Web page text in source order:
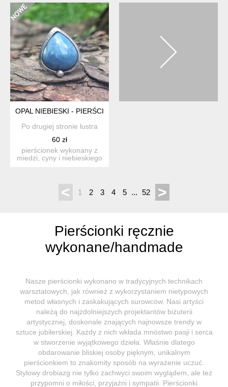
OPAL NIEBIESKI - PIERŚCIONEK REGULOWANY
Po drugiej stronie lustra
60 zł
pierścionek wykonany z
miedzi, cyny i niebieskiego
< 1 2 3 4 5 ... 52 >
Pierścionki ręcznie
wykonane/handmade
Nasze pierścionki wykonano w tradycyjnych technikach
warsztatowych, jak również z wykorzystaniem nietypowych
metod własnych i zaskakujących surowców. Nasi artyści
należą do najzdolniejszych projektantów biżuterii
artystycznej, doskonale znających najnowsze trendy w
sztuce jubilerskiej. Każdy z nich wkłada mnóstwo pasji i serca
w stworzenie wyjątkowego dzieła. Właśnie dlatego
obdarowanie bliskiej osoby pięknym, unikalnym
pierścionkiem to znakomity sposób na wyrażenie uczuć.
Stylowy drobiazg nie tylko zachwyci swoim wyglądem, ale też
przypomni o miłości, przyjaźni i sympatii. Pierścionki